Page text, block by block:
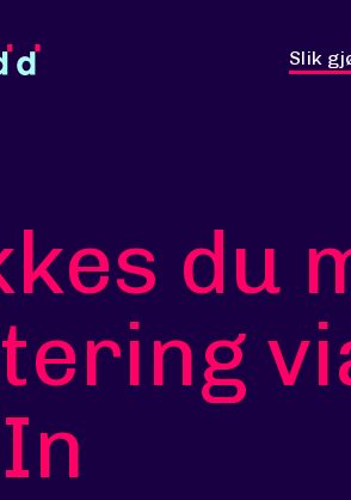
Slik
du